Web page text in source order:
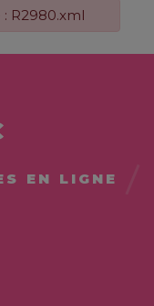
R2980.xml
EN LIGNE